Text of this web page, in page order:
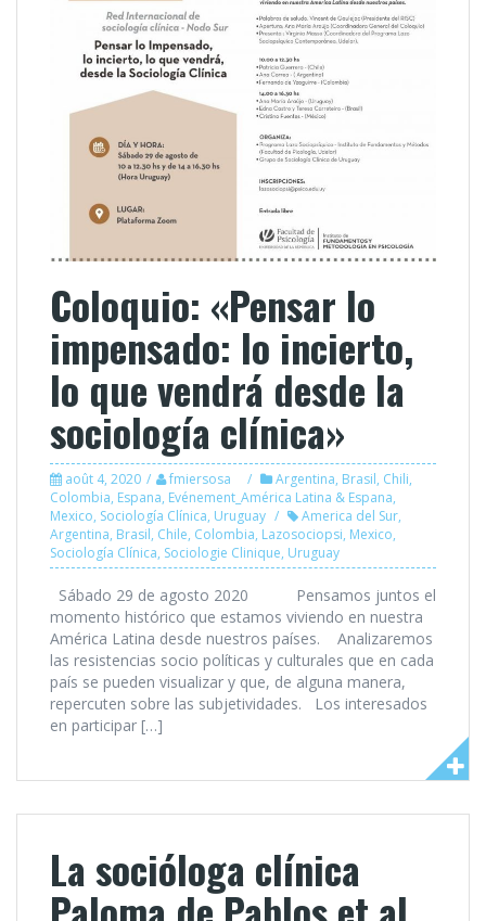
Coloquio: «Pensar lo
impensado: lo incierto,
lo que vendrá desde la
sociología clínica»
août 4, 2020 fmiersosa Argentina, Brasil, Chili,
Colombia, Espana, Evénement_América Latina & Espana,
Mexico, Sociología Clínica, Uruguay America del Sur,
Argentina, Brasil, Chile, Colombia, Lazosociopsi, Mexico,
Sociología Clínica, Sociologie Clinique, Uruguay
Sábado 29 de agosto 2020 Pensamos juntos el
momento histórico que estamos viviendo en nuestra
América Latina desde nuestros países. Analizaremos
las resistencias socio políticas y culturales que en cada
país se pueden visualizar y que, de alguna manera,
repercuten sobre las subjetividades. Los interesados
en participar […]
La socióloga clínica